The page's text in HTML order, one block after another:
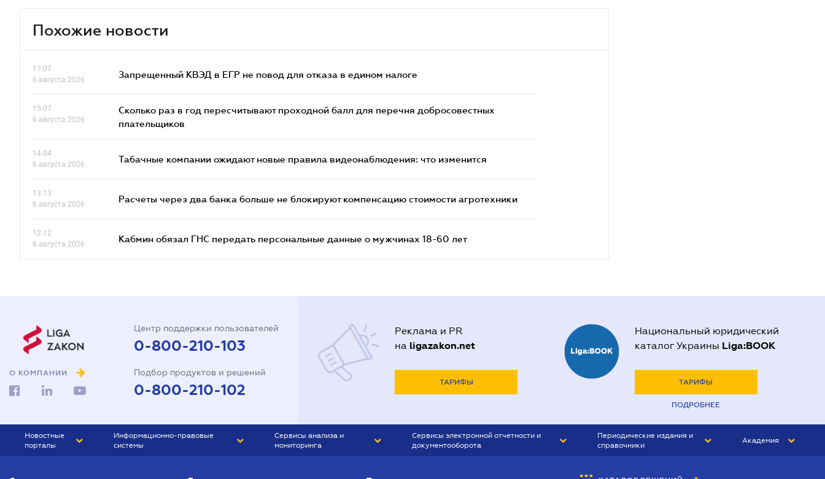
Похожие новости
17.07
6 августа 2026
Запрещенный КВЭД в ЕГР не повод для отказа в едином налоге
15.07
6 августа 2026
Сколько раз в год пересчитывают проходной балл для перечня добросовестных
плательщиков
14.04
6 августа 2026
Табачные компании ожидают новые правила видеонаблюдения: что изменится
13.13
6 августа 2026
Расчеты через два банка больше не блокируют компенсацию стоимости агротехники
12.12
6 августа 2026
Кабмин обязал ГНС передать персональные данные о мужчинах 18-60 лет
О КОМПАНИИ
Центр поддержки пользователей
0-800-210-103
Подбор продуктов и решений
0-800-210-102
Реклама и PR
на ligazakon.net
ТАРИФЫ
Национальный юридический
каталог Украины Liga:BOOK
ТАРИФЫ
ПОДРОБНЕЕ
Новостные
порталы
Информационно-правовые
системы
Сервисы анализа и
мониторинга
Сервисы электронной отчетности и
документооборота
Периодические издания и
справочники
Академия